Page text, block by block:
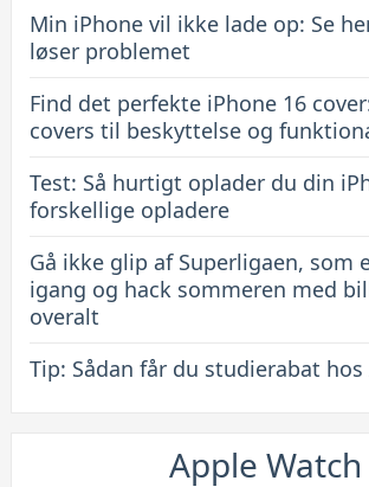
til
beskyttelse
funktionalitet
Min iPhone vil ikke lade op: Se
løser problemet
Find det perfekte iPhone 16
covers til beskyttelse og
Test: Så hurtigt oplader du din
forskellige opladere
Gå ikke glip af Superligaen, som
igang og hack sommeren med
overalt
Tip: Sådan får du studierabat
Apple Watch